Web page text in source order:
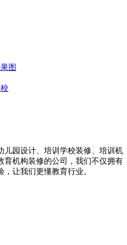
图
儿园设计、培训学校装修、培训机
育机构装修的公司，我们不仅拥有
让我们更懂教育行业。